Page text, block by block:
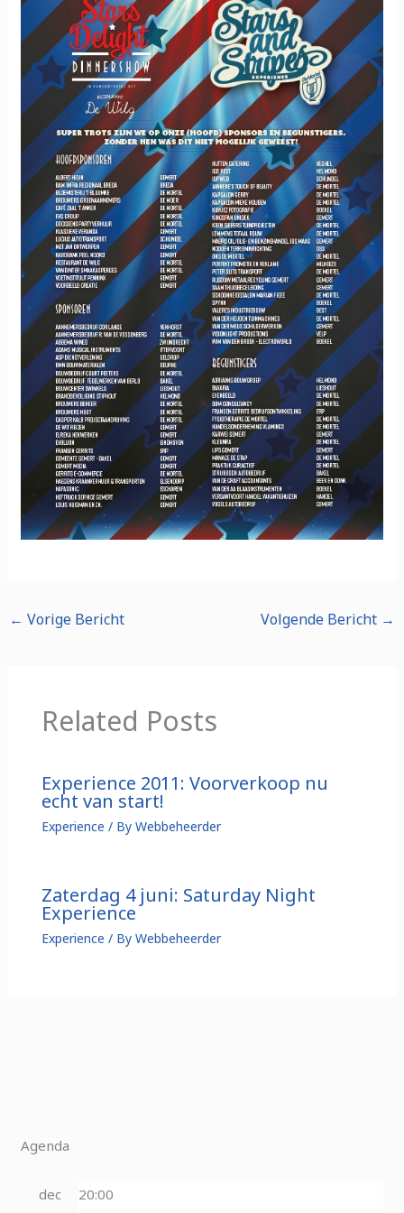
← Vorige Bericht Volgende Bericht →
Related Posts
Experience 2011: Voorverkoop nu
echt van start!
Experience / By Webbeheerder
Zaterdag 4 juni: Saturday Night
Experience
Experience / By Webbeheerder
Agenda
dec
20:00